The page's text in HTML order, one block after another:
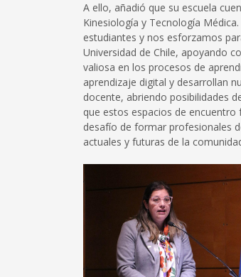
A ello, añadió que su escuela
Kinesiología y Tecnología
estudiantes y nos esforzamos
Universidad de Chile, apoyando
valiosa en los procesos de
aprendizaje digital y desarrollan
docente, abriendo posibilidades
que estos espacios de
desafío de formar profesionales
actuales y futuras de la